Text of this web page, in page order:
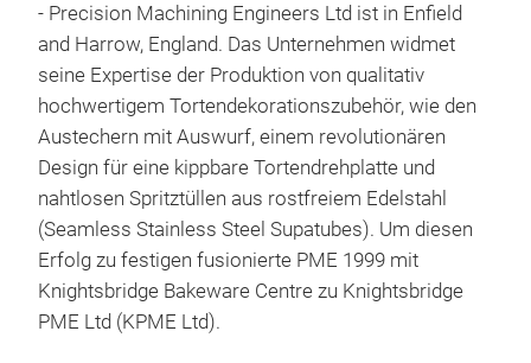
- Precision Machining Engineers Ltd ist in Enfield
and Harrow, England. Das Unternehmen widmet
seine Expertise der Produktion von qualitativ
hochwertigem Tortendekorationszubehör, wie den
Austechern mit Auswurf, einem revolutionären
Design für eine kippbare Tortendrehplatte und
nahtlosen Spritztüllen aus rostfreiem Edelstahl
(Seamless Stainless Steel Supatubes). Um diesen
Erfolg zu festigen fusionierte PME 1999 mit
Knightsbridge Bakeware Centre zu Knightsbridge
PME Ltd (KPME Ltd).